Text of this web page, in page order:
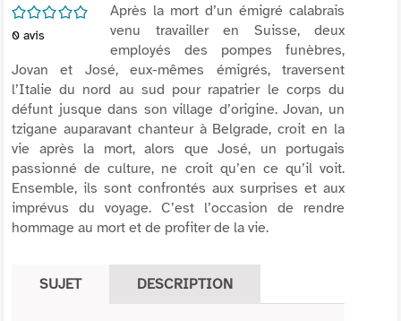
/5
0 avis
Après la mort d’un émigré calabrais
venu travailler en Suisse, deux
employés des pompes funèbres,
Jovan et José, eux-mêmes émigrés, traversent
l’Italie du nord au sud pour rapatrier le corps du
défunt jusque dans son village d’origine. Jovan, un
tzigane auparavant chanteur à Belgrade, croit en la
vie après la mort, alors que José, un portugais
passionné de culture, ne croit qu’en ce qu’il voit.
Ensemble, ils sont confrontés aux surprises et aux
imprévus du voyage. C’est l’occasion de rendre
hommage au mort et de profiter de la vie.
SUJET DESCRIPTION